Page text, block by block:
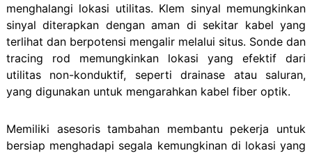
menghalangi lokasi utilitas. Klem sinyal memungkinkan
sinyal diterapkan dengan aman di sekitar kabel yang
terlihat dan berpotensi mengalir melalui situs. Sonde dan
tracing rod memungkinkan lokasi yang efektif dari
utilitas non-konduktif, seperti drainase atau saluran,
yang digunakan untuk mengarahkan kabel fiber optik.
Memiliki asesoris tambahan membantu pekerja untuk
bersiap menghadapi segala kemungkinan di lokasi yang